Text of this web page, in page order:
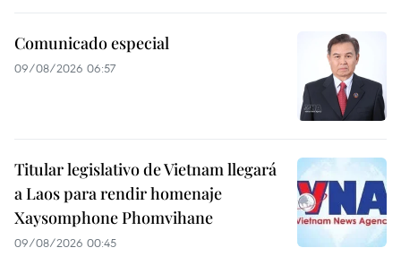
Comunicado especial
09/08/2026 06:57
Titular legislativo de Vietnam llegará
a Laos para rendir homenaje
Xaysomphone Phomvihane
09/08/2026 00:45